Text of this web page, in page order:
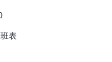
表